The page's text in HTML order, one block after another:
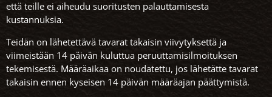
että teille ei aiheudu suoritusten palauttamisesta
kustannuksia.
Teidän on lähetettävä tavarat takaisin viivytyksettä ja
viimeistään 14 päivän kuluttua peruuttamisilmoituksen
tekemisestä. Määräaikaa on noudatettu, jos lähetätte tavarat
takaisin ennen kyseisen 14 päivän määräajan päättymistä.